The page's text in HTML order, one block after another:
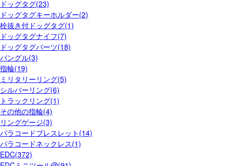
ドッグタグ(23)
ドッグタグキーホルダー(2)
栓抜き付ドッグタグ(1)
ドッグタグナイフ(7)
ドッグタグパーツ(18)
バングル(3)
指輪(19)
ミリタリーリング(5)
シルバーリング(6)
トラックリング(1)
その他の指輪(4)
リングゲージ(3)
パラコードブレスレット(14)
パラコードネックレス(1)
EDC(372)